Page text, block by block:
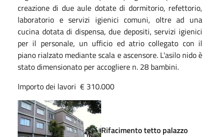
creazione di due aule dotate di dormitorio, refettorio,
laboratorio e servizi igienici comuni, oltre ad una
cucina dotata di dispensa, due depositi, servizi igienici
per il personale, un ufficio ed atrio collegato con il
piano rialzato mediante scala e ascensore. L'asilo nido è
stato dimensionato per accogliere n. 28 bambini.
Importo dei lavori € 310.000
Rifacimento tetto palazzo